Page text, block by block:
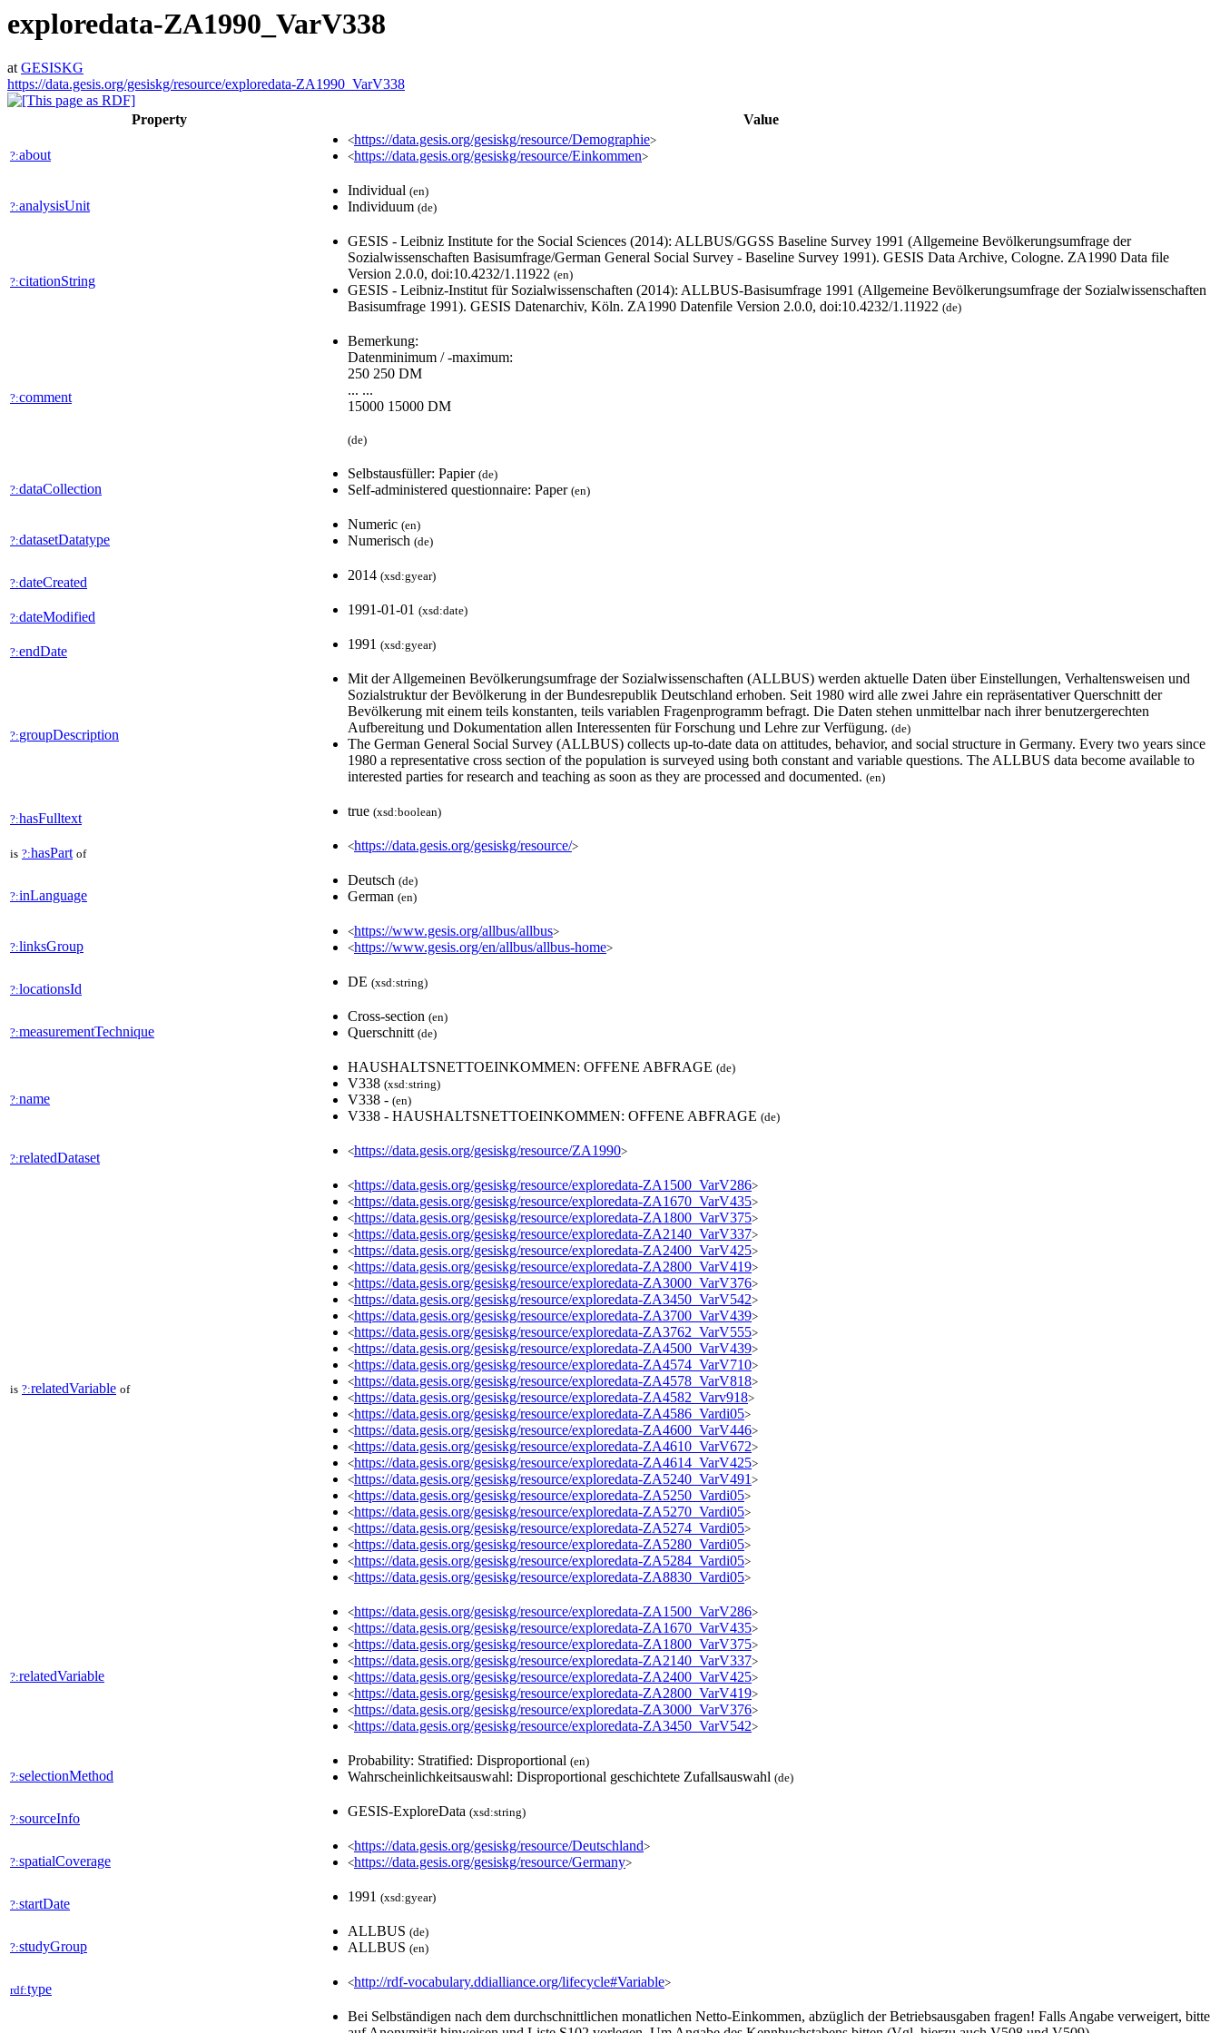
exploredata-ZA1990_VarV338
atGESISKG
https://data.gesis.org/gesiskg/resource/exploredata-ZA1990_VarV338
Property Value
?:about
<https://data.gesis.org/gesiskg/resource/Demographie>
<https://data.gesis.org/gesiskg/resource/Einkommen>
?:analysisUnit
Individual (en)
Individuum (de)
?:citationString
GESIS - Leibniz Institute for the Social Sciences (2014): ALLBUS/GGSS Baseline Survey 1991 (Allgemeine Bevölkerungsumfrage der
Sozialwissenschaften Basisumfrage/German General Social Survey - Baseline Survey 1991). GESIS Data Archive, Cologne. ZA1990 Data file
Version 2.0.0, doi:10.4232/1.11922 (en)
GESIS - Leibniz-Institut für Sozialwissenschaften (2014): ALLBUS-Basisumfrage 1991 (Allgemeine Bevölkerungsumfrage der Sozialwissenschaften
Basisumfrage 1991). GESIS Datenarchiv, Köln. ZA1990 Datenfile Version 2.0.0, doi:10.4232/1.11922 (de)
?:comment
Bemerkung:
Datenminimum / -maximum:
250 250 DM
... ...
15000 15000 DM
(de)
?:dataCollection
Selbstausfüller: Papier (de)
Self-administered questionnaire: Paper (en)
?:datasetDatatype
Numeric (en)
Numerisch (de)
?:dateCreated 2014 (xsd:gyear)
?:dateModified 1991-01-01 (xsd:date)
?:endDate 1991 (xsd:gyear)
?:groupDescription
Mit der Allgemeinen Bevölkerungsumfrage der Sozialwissenschaften (ALLBUS) werden aktuelle Daten über Einstellungen, Verhaltensweisen und
Sozialstruktur der Bevölkerung in der Bundesrepublik Deutschland erhoben. Seit 1980 wird alle zwei Jahre ein repräsentativer Querschnitt der
Bevölkerung mit einem teils konstanten, teils variablen Fragenprogramm befragt. Die Daten stehen unmittelbar nach ihrer benutzergerechten
Aufbereitung und Dokumentation allen Interessenten für Forschung und Lehre zur Verfügung. (de)
The German General Social Survey (ALLBUS) collects up-to-date data on attitudes, behavior, and social structure in Germany. Every two years since
1980 a representative cross section of the population is surveyed using both constant and variable questions. The ALLBUS data become available to
interested parties for research and teaching as soon as they are processed and documented. (en)
?:hasFulltext true (xsd:boolean)
is ?:hasPart of
<https://data.gesis.org/gesiskg/resource/>
?:inLanguage
Deutsch (de)
German (en)
?:linksGroup
<https://www.gesis.org/allbus/allbus>
<https://www.gesis.org/en/allbus/allbus-home>
?:locationsId DE (xsd:string)
?:measurementTechnique
Cross-section (en)
Querschnitt (de)
?:name
HAUSHALTSNETTOEINKOMMEN: OFFENE ABFRAGE (de)
V338 (xsd:string)
V338 - (en)
V338 - HAUSHALTSNETTOEINKOMMEN: OFFENE ABFRAGE (de)
?:relatedDataset <https://data.gesis.org/gesiskg/resource/ZA1990>
is ?:relatedVariable of
<https://data.gesis.org/gesiskg/resource/exploredata-ZA1500_VarV286>
<https://data.gesis.org/gesiskg/resource/exploredata-ZA1670_VarV435>
<https://data.gesis.org/gesiskg/resource/exploredata-ZA1800_VarV375>
<https://data.gesis.org/gesiskg/resource/exploredata-ZA2140_VarV337>
<https://data.gesis.org/gesiskg/resource/exploredata-ZA2400_VarV425>
<https://data.gesis.org/gesiskg/resource/exploredata-ZA2800_VarV419>
<https://data.gesis.org/gesiskg/resource/exploredata-ZA3000_VarV376>
<https://data.gesis.org/gesiskg/resource/exploredata-ZA3450_VarV542>
<https://data.gesis.org/gesiskg/resource/exploredata-ZA3700_VarV439>
<https://data.gesis.org/gesiskg/resource/exploredata-ZA3762_VarV555>
<https://data.gesis.org/gesiskg/resource/exploredata-ZA4500_VarV439>
<https://data.gesis.org/gesiskg/resource/exploredata-ZA4574_VarV710>
<https://data.gesis.org/gesiskg/resource/exploredata-ZA4578_VarV818>
<https://data.gesis.org/gesiskg/resource/exploredata-ZA4582_Varv918>
<https://data.gesis.org/gesiskg/resource/exploredata-ZA4586_Vardi05>
<https://data.gesis.org/gesiskg/resource/exploredata-ZA4600_VarV446>
<https://data.gesis.org/gesiskg/resource/exploredata-ZA4610_VarV672>
<https://data.gesis.org/gesiskg/resource/exploredata-ZA4614_VarV425>
<https://data.gesis.org/gesiskg/resource/exploredata-ZA5240_VarV491>
<https://data.gesis.org/gesiskg/resource/exploredata-ZA5250_Vardi05>
<https://data.gesis.org/gesiskg/resource/exploredata-ZA5270_Vardi05>
<https://data.gesis.org/gesiskg/resource/exploredata-ZA5274_Vardi05>
<https://data.gesis.org/gesiskg/resource/exploredata-ZA5280_Vardi05>
<https://data.gesis.org/gesiskg/resource/exploredata-ZA5284_Vardi05>
<https://data.gesis.org/gesiskg/resource/exploredata-ZA8830_Vardi05>
?:relatedVariable
<https://data.gesis.org/gesiskg/resource/exploredata-ZA1500_VarV286>
<https://data.gesis.org/gesiskg/resource/exploredata-ZA1670_VarV435>
<https://data.gesis.org/gesiskg/resource/exploredata-ZA1800_VarV375>
<https://data.gesis.org/gesiskg/resource/exploredata-ZA2140_VarV337>
<https://data.gesis.org/gesiskg/resource/exploredata-ZA2400_VarV425>
<https://data.gesis.org/gesiskg/resource/exploredata-ZA2800_VarV419>
<https://data.gesis.org/gesiskg/resource/exploredata-ZA3000_VarV376>
<https://data.gesis.org/gesiskg/resource/exploredata-ZA3450_VarV542>
?:selectionMethod
Probability: Stratified: Disproportional (en)
Wahrscheinlichkeitsauswahl: Disproportional geschichtete Zufallsauswahl (de)
?:sourceInfo GESIS-ExploreData (xsd:string)
?:spatialCoverage
<https://data.gesis.org/gesiskg/resource/Deutschland>
<https://data.gesis.org/gesiskg/resource/Germany>
?:startDate 1991 (xsd:gyear)
?:studyGroup
ALLBUS (de)
ALLBUS (en)
rdf:type <http://rdf-vocabulary.ddialliance.org/lifecycle#Variable>
Bei Selbständigen nach dem durchschnittlichen monatlichen Netto-Einkommen, abzüglich der Betriebsausgaben fragen! Falls Angabe verweigert, bitte